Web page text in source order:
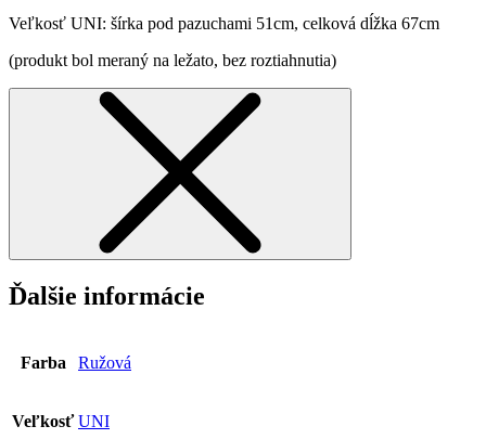
Veľkosť UNI: šírka pod pazuchami 51cm, celková dĺžka 67cm
(produkt bol meraný na ležato, bez roztiahnutia)
Ďalšie informácie
Farba Ružová
Veľkosť UNI